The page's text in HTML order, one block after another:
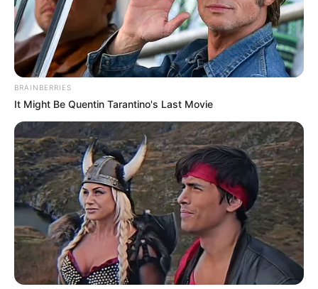
BRAINBERRIES
It Might Be Quentin Tarantino's Last Movie